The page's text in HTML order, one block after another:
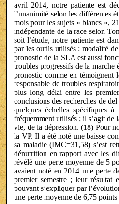
avril 2014, notre patiente est
l’unanimité selon les différentes
mois pour les sujets « blancs »,
indépendante de la race selon
soit l’étude, notre patiente est
par les outils utilisés : modalité
pronostic de la SLA est aussi
troubles progressifs de la
pronostic comme en
responsable de troubles
plus long délai entre les
conclusions des recherches de
quelques échelles spécifiques
fréquemment utilisés ; il s’agit
vie, de la dépression. (18) Pour
la VP. Il a été noté une baisse
sa maladie (IMC=31,58) s’est
dénutrition en rapport avec les
révélé une perte moyenne de 5
avaient noté en 2014 une perte
premier semestre ; leur résultat
pouvant s’expliquer par
une perte moyenne de 6,75